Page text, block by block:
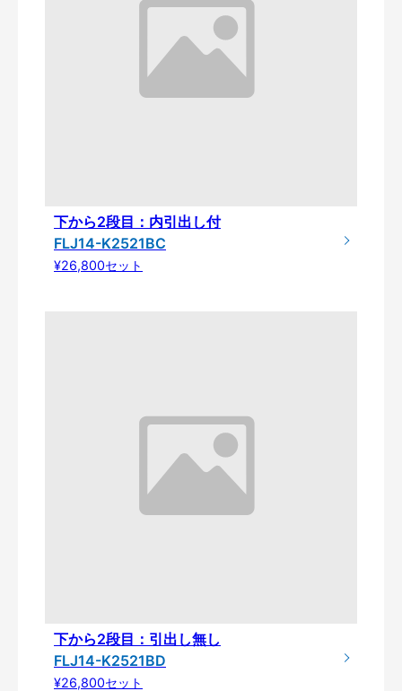
下から2段目：内引出し付
FLJ14-K2521BC
¥26,800セット
下から2段目：引出し無し
FLJ14-K2521BD
¥26,800セット